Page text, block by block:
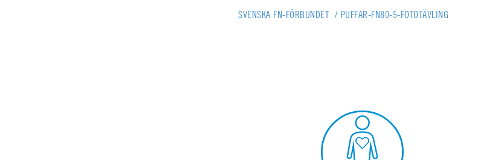
SVENSKA FN-FÖRBUNDET / PUFFAR-FN80-5-FOTOTÄVLING